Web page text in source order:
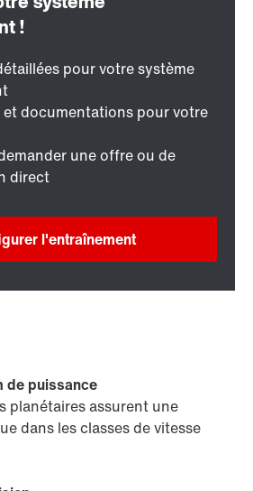
pour votre système
et documentations pour votre
une offre ou de
direct
l'entraînement
de puissance
planétaires assurent une
dans les classes de vitesse